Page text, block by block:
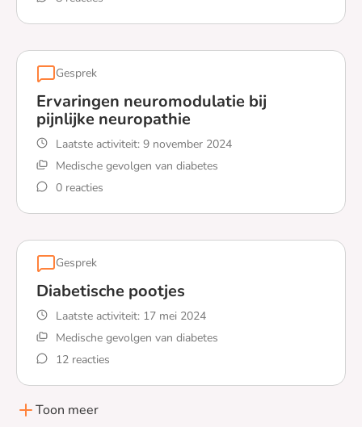
Lees meer over 'Doof' gevoel in de tenen
Gesprek
Ervaringen neuromodulatie bij
pijnlijke neuropathie
Laatste activiteit: 9 november 2024
Medische gevolgen van diabetes
0 reacties
Lees meer over Ervaringen neuromodulatie bij pijnlijke
Gesprek
Diabetische pootjes
Laatste activiteit: 17 mei 2024
Medische gevolgen van diabetes
12 reacties
Lees meer over Diabetische pootjes
Toon meer